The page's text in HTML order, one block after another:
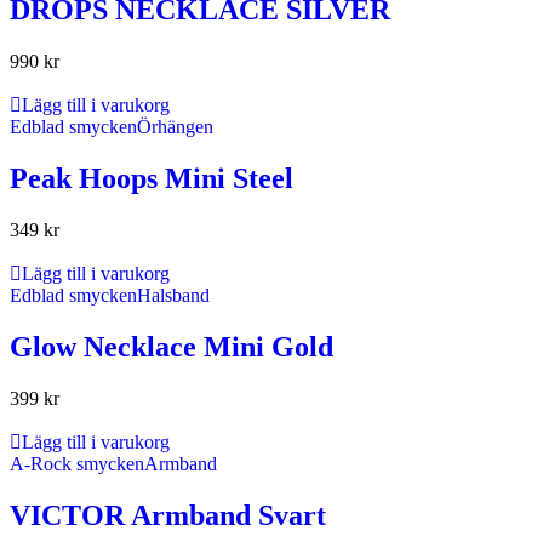
DROPS NECKLACE SILVER
990 kr
Lägg till i varukorg
Edblad smyckenÖrhängen
Peak Hoops Mini Steel
349 kr
Lägg till i varukorg
Edblad smyckenHalsband
Glow Necklace Mini Gold
399 kr
Lägg till i varukorg
A-Rock smyckenArmband
VICTOR Armband Svart